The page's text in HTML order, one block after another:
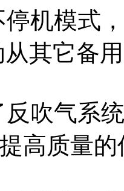
机模式，
其它备
吹气系统
高质量